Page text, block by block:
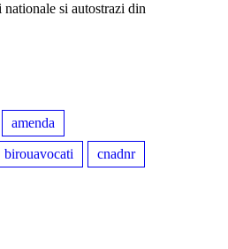
nationale si autostrazi din
amenda
birouavocati cnadnr